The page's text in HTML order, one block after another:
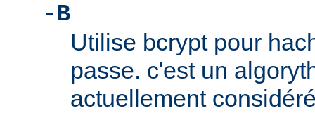
-B
Utilise bcrypt pour
passe. c'est un
actuellement